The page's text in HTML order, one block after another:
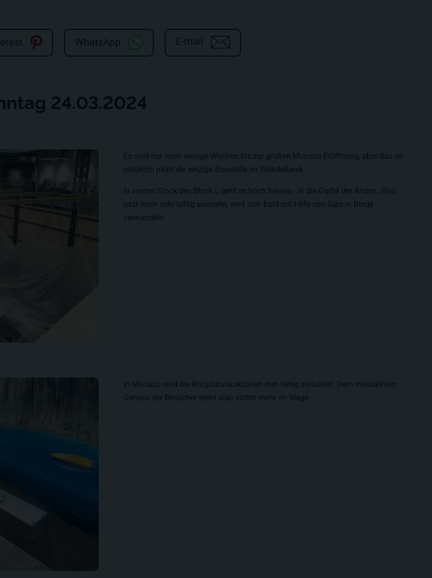
WhatsApp E-mail
24.03.2024
Es sind nur noch wenige Wochen bis zur großen Monaco Eröffnung, aber das ist
natürlich nicht die einzige Baustelle im Wunderland.
In vierten Stock des Block L geht es hoch hinaus - in die Gipfel der Anden. Was
jetzt noch sehr luftig aussieht, wird sich bald mit Hilfe von Gips in Berge
verwandeln.
In Monaco sind die Knopfdruckaktionen nun fertig installiert. Dem interaktiven
Genuss der Besucher steht also nichts mehr im Wege.